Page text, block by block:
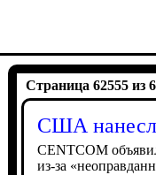
Страница 62555 из
США
CENTCOM
из-за